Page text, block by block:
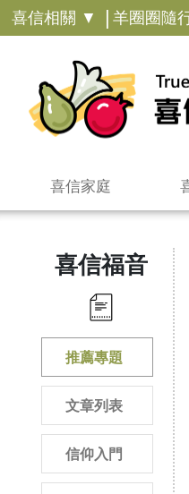
喜信相關 ▼ | 羊圈圈隨
喜信家庭
喜信福音
推薦專題
文章列表
信仰入門